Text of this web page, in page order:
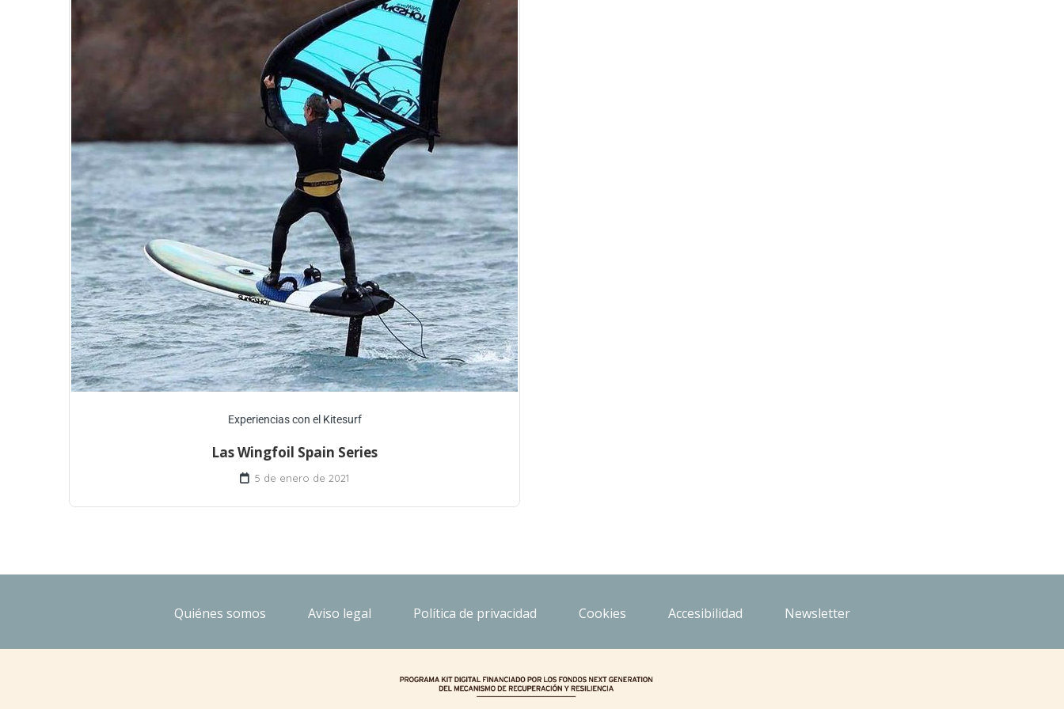
Experiencias con el Kitesurf
Las Wingfoil Spain Series
5 de enero de 2021
Quiénes somos Aviso legal Política de privacidad Cookies Accesibilidad Newsletter